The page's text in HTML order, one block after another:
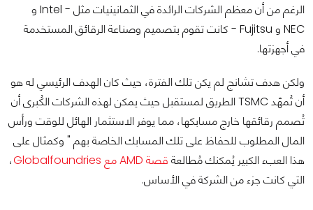
الرغم من أن معظم الشركات الرائدة في الثمانينيات مثل - Intel و
NEC و Fujitsu - كانت تقوم بتصميم وصناعة الرقائق المستخدمة
في أجهزتها.
ولكن هدف تشانج لم يكن تلك الفترة، حيث كان الهدف الرئيسي له هو
أن تُمهّد TSMC الطريق لمستقبل حيث يمكن لهذه الشركات الكُبرى أن
تُصمم رقائقها خارج مسابكها، مما يوفر الاستثمار الهائل للوقت ورأس
المال المطلوب للحفاظ على تلك المسابك الخاصة بهم " وكمثال على
هذا العبء الكبير يُمكنك مُطالعة قصة AMD مع Globalfoundries
،
التي كانت جزء من الشركة في الأساس.